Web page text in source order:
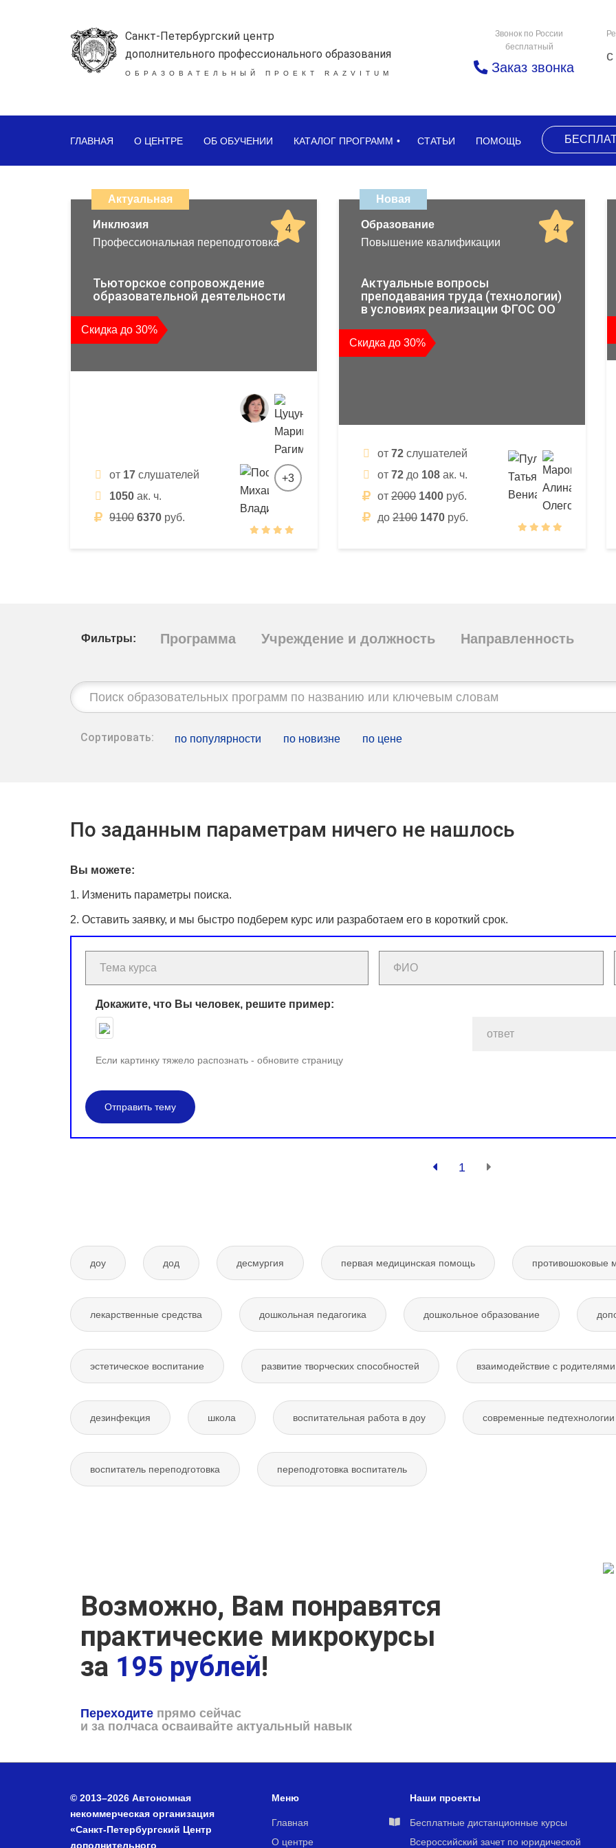
Санкт-Петербургский центр
дополнительного профессионального образования
ОБРАЗОВАТЕЛЬНЫЙ ПРОЕКТ RAZVITUM
Звонок по России
бесплатный
Заказ звонка
ГЛАВНАЯ О ЦЕНТРЕ ОБ ОБУЧЕНИИ КАТАЛОГ ПРОГРАММ СТАТЬИ ПОМОЩЬ
дистанционных
образовательных
повышения
квалификации
и
профессиональной
переподготовки
Актуальная
4
Инклюзия
Профессиональная переподготовка
Тьюторское сопровождение
образовательной деятельности
Скидка до 30%
от 17 слушателей
1050 ак. ч.
9100 6370 руб.
+3
Новая
4
Образование
Повышение квалификации
Актуальные вопросы
преподавания труда (технологии)
в условиях реализации ФГОС ОО
Скидка до 30%
от 72 слушателей
от 72 до 108 ак. ч.
от 2000 1400 руб.
до 2100 1470 руб.
Фильтры: Программа Учреждение и должность Направленность
Строка
поиска:
Сортировать: по популярности по новизне по цене
По заданным параметрам ничего не нашлось
Вы можете:
1. Изменить параметры поиска.
2. Оставить заявку, и мы быстро подберем курс или разработаем его в короткий срок.
Докажите, что Вы человек, решите пример:
Если картинку тяжело распознать - обновите страницу
Отправить тему
1
доу дод десмургия первая медицинская помощь противошоковые
лекарственные средства дошкольная педагогика дошкольное образование
эстетическое воспитание развитие творческих способностей взаимодействие с родителями
дезинфекция школа воспитательная работа в доу современные
воспитатель переподготовка переподготовка воспитатель
Возможно, Вам понравятся
практические микрокурсы
за 195 рублей!
Переходите прямо сейчас
и за полчаса осваивайте актуальный навык
© 2013–2026 Автономная
некоммерческая организация
«Санкт-Петербургский Центр
дополнительного
Меню
Главная
О центре
Наши проекты
Бесплатные дистанционные курсы
Всероссийский зачет по юридической